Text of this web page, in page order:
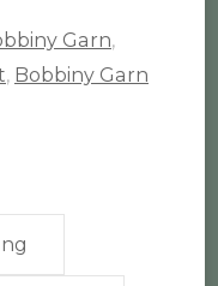
Garn,
, Bobbiny Garn